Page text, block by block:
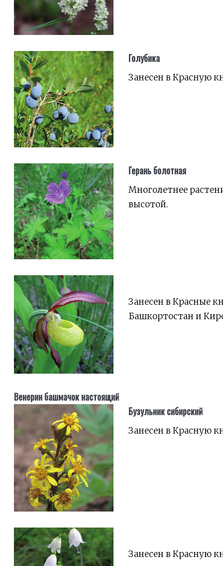
Голубика
Занесен в Красную
Герань болотная
Многолетнее
высотой.
Венерин башмачок настоящий
Занесен в Красные
Башкортостан и
Бузульник сибирский
Занесен в Красную
Занесен в Красную